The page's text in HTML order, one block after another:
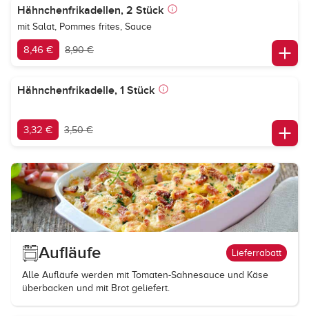
Hähnchenfrikadellen, 2 Stück
mit Salat, Pommes frites, Sauce
8,46 € 8,90 €
Hähnchenfrikadelle, 1 Stück
3,32 € 3,50 €
Aufläufe Lieferrabatt
Alle Aufläufe werden mit Tomaten-Sahnesauce und Käse
überbacken und mit Brot geliefert.